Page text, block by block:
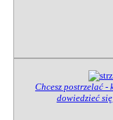
Chcesz postrzelać
dowiedzieć